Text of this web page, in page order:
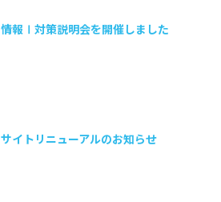
情報Ⅰ対策説明会を開催しました
サイトリニューアルのお知らせ